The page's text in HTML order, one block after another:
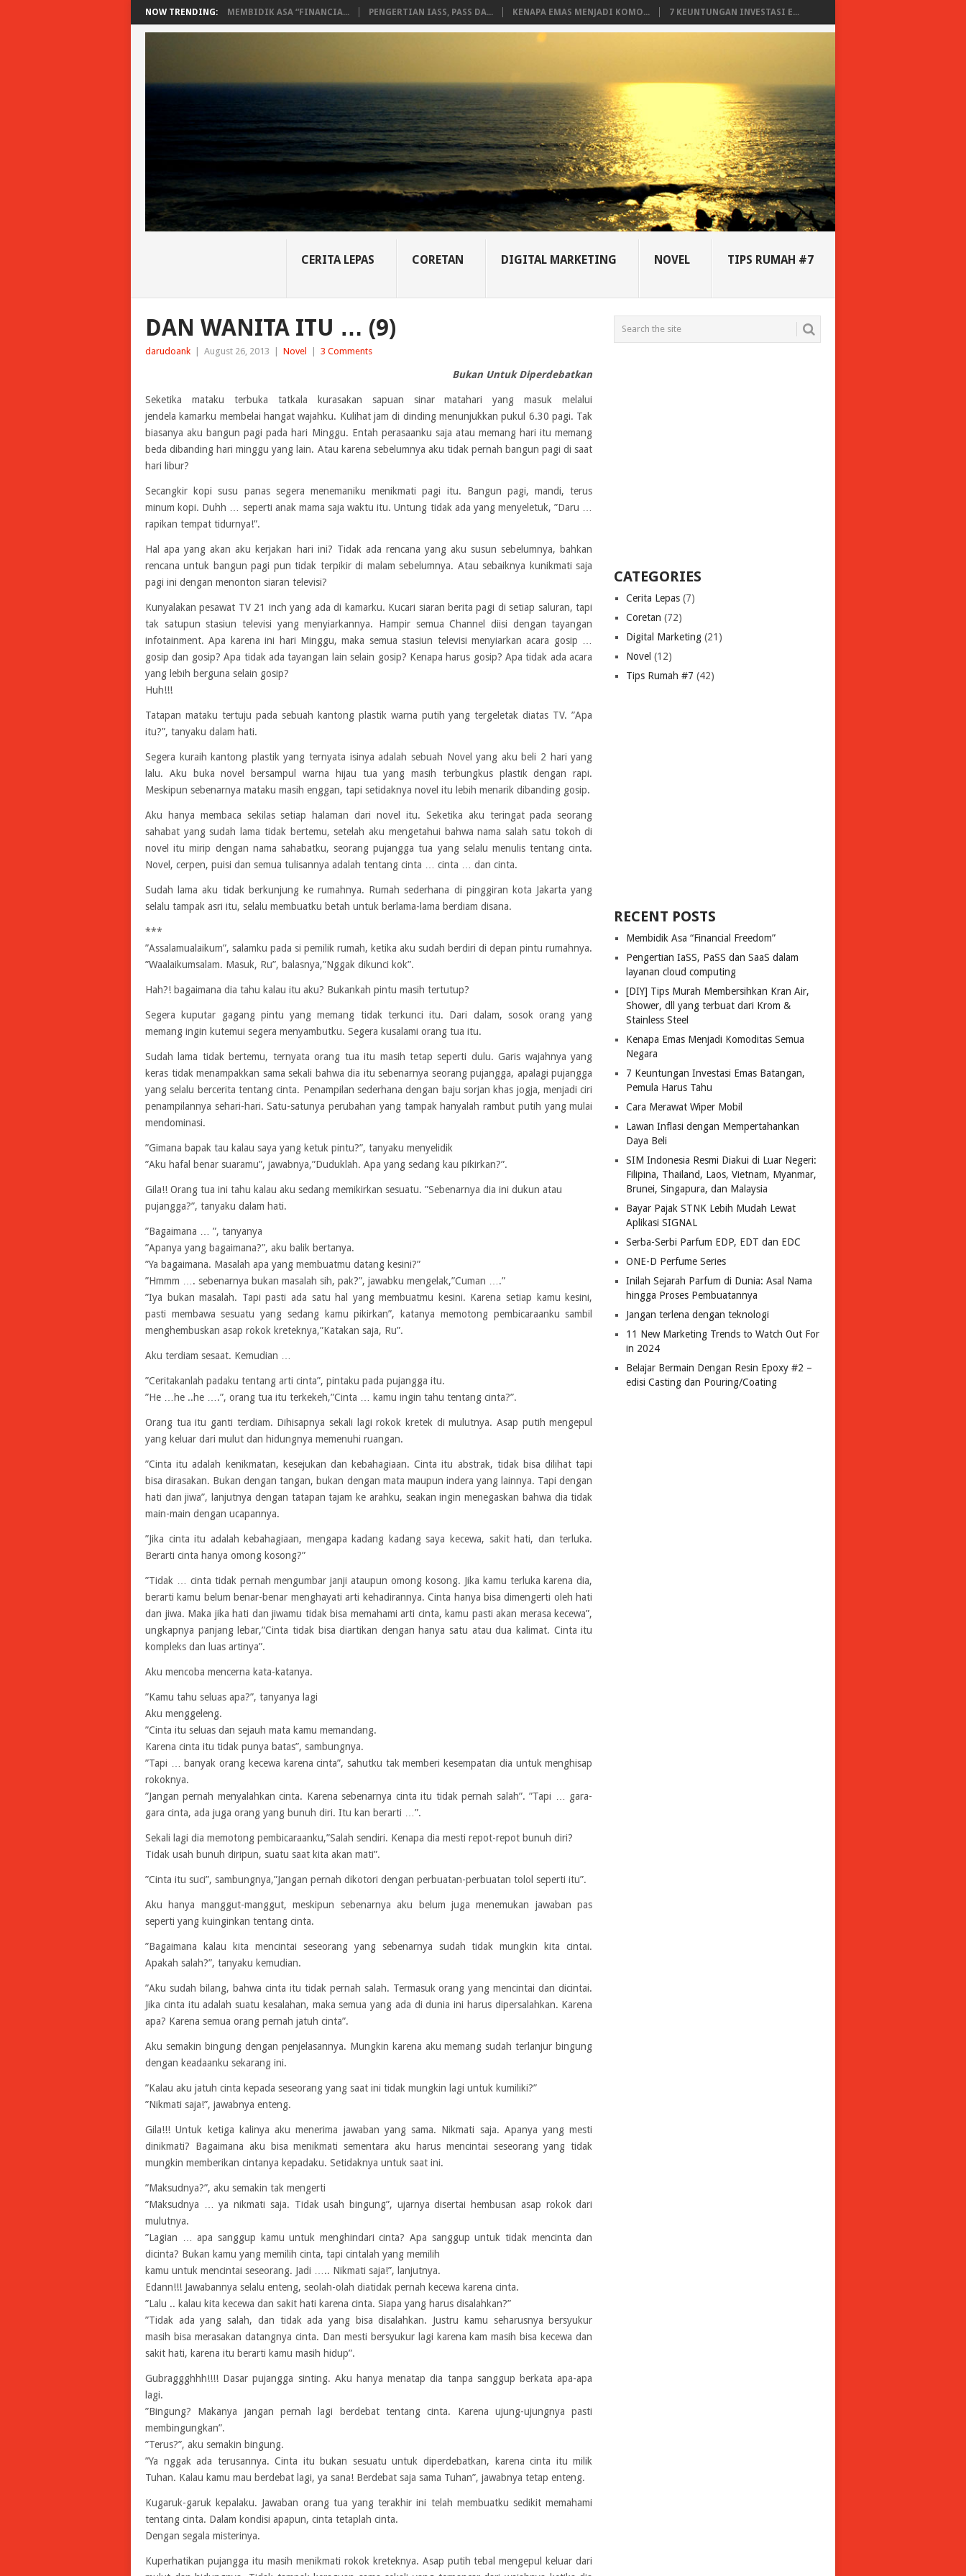
NOW TRENDING: MEMBIDIK ASA “FINANCIA... PENGERTIAN IASS, PASS DA... KENAPA EMAS MENJADI KOMO... 7 KEUNTUNGAN INVESTASI E...
CERITA LEPAS CORETAN DIGITAL MARKETING NOVEL TIPS RUMAH #7
DAN WANITA ITU … (9)
darudoank | August 26, 2013 | Novel | 3 Comments
Bukan Untuk Diperdebatkan
Seketika mataku terbuka tatkala kurasakan sapuan sinar matahari yang masuk melalui
jendela kamarku membelai hangat wajahku. Kulihat jam di dinding menunjukkan pukul 6.30 pagi. Tak
biasanya aku bangun pagi pada hari Minggu. Entah perasaanku saja atau memang hari itu memang
beda dibanding hari minggu yang lain. Atau karena sebelumnya aku tidak pernah bangun pagi di saat
hari libur?
Secangkir kopi susu panas segera menemaniku menikmati pagi itu. Bangun pagi, mandi, terus
minum kopi. Duhh … seperti anak mama saja waktu itu. Untung tidak ada yang menyeletuk, ”Daru …
rapikan tempat tidurnya!”.
Hal apa yang akan aku kerjakan hari ini? Tidak ada rencana yang aku susun sebelumnya, bahkan
rencana untuk bangun pagi pun tidak terpikir di malam sebelumnya. Atau sebaiknya kunikmati saja
pagi ini dengan menonton siaran televisi?
Kunyalakan pesawat TV 21 inch yang ada di kamarku. Kucari siaran berita pagi di setiap saluran, tapi
tak satupun stasiun televisi yang menyiarkannya. Hampir semua Channel diisi dengan tayangan
infotainment. Apa karena ini hari Minggu, maka semua stasiun televisi menyiarkan acara gosip …
gosip dan gosip? Apa tidak ada tayangan lain selain gosip? Kenapa harus gosip? Apa tidak ada acara
yang lebih berguna selain gosip?
Huh!!!
Tatapan mataku tertuju pada sebuah kantong plastik warna putih yang tergeletak diatas TV. ”Apa
itu?”, tanyaku dalam hati.
Segera kuraih kantong plastik yang ternyata isinya adalah sebuah Novel yang aku beli 2 hari yang
lalu. Aku buka novel bersampul warna hijau tua yang masih terbungkus plastik dengan rapi.
Meskipun sebenarnya mataku masih enggan, tapi setidaknya novel itu lebih menarik dibanding gosip.
Aku hanya membaca sekilas setiap halaman dari novel itu. Seketika aku teringat pada seorang
sahabat yang sudah lama tidak bertemu, setelah aku mengetahui bahwa nama salah satu tokoh di
novel itu mirip dengan nama sahabatku, seorang pujangga tua yang selalu menulis tentang cinta.
Novel, cerpen, puisi dan semua tulisannya adalah tentang cinta … cinta … dan cinta.
Sudah lama aku tidak berkunjung ke rumahnya. Rumah sederhana di pinggiran kota Jakarta yang
selalu tampak asri itu, selalu membuatku betah untuk berlama-lama berdiam disana.
***
”Assalamualaikum”, salamku pada si pemilik rumah, ketika aku sudah berdiri di depan pintu rumahnya.
”Waalaikumsalam. Masuk, Ru”, balasnya,”Nggak dikunci kok”.
Hah?! bagaimana dia tahu kalau itu aku? Bukankah pintu masih tertutup?
Segera kuputar gagang pintu yang memang tidak terkunci itu. Dari dalam, sosok orang yang
memang ingin kutemui segera menyambutku. Segera kusalami orang tua itu.
Sudah lama tidak bertemu, ternyata orang tua itu masih tetap seperti dulu. Garis wajahnya yang
keras tidak menampakkan sama sekali bahwa dia itu sebenarnya seorang pujangga, apalagi pujangga
yang selalu bercerita tentang cinta. Penampilan sederhana dengan baju sorjan khas jogja, menjadi ciri
penampilannya sehari-hari. Satu-satunya perubahan yang tampak hanyalah rambut putih yang mulai
mendominasi.
”Gimana bapak tau kalau saya yang ketuk pintu?”, tanyaku menyelidik
”Aku hafal benar suaramu”, jawabnya,”Duduklah. Apa yang sedang kau pikirkan?”.
Gila!! Orang tua ini tahu kalau aku sedang memikirkan sesuatu. ”Sebenarnya dia ini dukun atau
pujangga?”, tanyaku dalam hati.
”Bagaimana … ”, tanyanya
”Apanya yang bagaimana?”, aku balik bertanya.
”Ya bagaimana. Masalah apa yang membuatmu datang kesini?”
”Hmmm …. sebenarnya bukan masalah sih, pak?”, jawabku mengelak,”Cuman ….”
”Iya bukan masalah. Tapi pasti ada satu hal yang membuatmu kesini. Karena setiap kamu kesini,
pasti membawa sesuatu yang sedang kamu pikirkan”, katanya memotong pembicaraanku sambil
menghembuskan asap rokok kreteknya,”Katakan saja, Ru”.
Aku terdiam sesaat. Kemudian …
”Ceritakanlah padaku tentang arti cinta”, pintaku pada pujangga itu.
”He …he ..he ….”, orang tua itu terkekeh,”Cinta … kamu ingin tahu tentang cinta?”.
Orang tua itu ganti terdiam. Dihisapnya sekali lagi rokok kretek di mulutnya. Asap putih mengepul
yang keluar dari mulut dan hidungnya memenuhi ruangan.
”Cinta itu adalah kenikmatan, kesejukan dan kebahagiaan. Cinta itu abstrak, tidak bisa dilihat tapi
bisa dirasakan. Bukan dengan tangan, bukan dengan mata maupun indera yang lainnya. Tapi dengan
hati dan jiwa”, lanjutnya dengan tatapan tajam ke arahku, seakan ingin menegaskan bahwa dia tidak
main-main dengan ucapannya.
”Jika cinta itu adalah kebahagiaan, mengapa kadang kadang saya kecewa, sakit hati, dan terluka.
Berarti cinta hanya omong kosong?”
”Tidak … cinta tidak pernah mengumbar janji ataupun omong kosong. Jika kamu terluka karena dia,
berarti kamu belum benar-benar menghayati arti kehadirannya. Cinta hanya bisa dimengerti oleh hati
dan jiwa. Maka jika hati dan jiwamu tidak bisa memahami arti cinta, kamu pasti akan merasa kecewa”,
ungkapnya panjang lebar,”Cinta tidak bisa diartikan dengan hanya satu atau dua kalimat. Cinta itu
kompleks dan luas artinya”.
Aku mencoba mencerna kata-katanya.
”Kamu tahu seluas apa?”, tanyanya lagi
Aku menggeleng.
”Cinta itu seluas dan sejauh mata kamu memandang.
Karena cinta itu tidak punya batas”, sambungnya.
”Tapi … banyak orang kecewa karena cinta”, sahutku tak memberi kesempatan dia untuk menghisap
rokoknya.
”Jangan pernah menyalahkan cinta. Karena sebenarnya cinta itu tidak pernah salah”. ”Tapi … gara-
gara cinta, ada juga orang yang bunuh diri. Itu kan berarti …”.
Sekali lagi dia memotong pembicaraanku,”Salah sendiri. Kenapa dia mesti repot-repot bunuh diri?
Tidak usah bunuh diripun, suatu saat kita akan mati”.
”Cinta itu suci”, sambungnya,”Jangan pernah dikotori dengan perbuatan-perbuatan tolol seperti itu”.
Aku hanya manggut-manggut, meskipun sebenarnya aku belum juga menemukan jawaban pas
seperti yang kuinginkan tentang cinta.
”Bagaimana kalau kita mencintai seseorang yang sebenarnya sudah tidak mungkin kita cintai.
Apakah salah?”, tanyaku kemudian.
”Aku sudah bilang, bahwa cinta itu tidak pernah salah. Termasuk orang yang mencintai dan dicintai.
Jika cinta itu adalah suatu kesalahan, maka semua yang ada di dunia ini harus dipersalahkan. Karena
apa? Karena semua orang pernah jatuh cinta”.
Aku semakin bingung dengan penjelasannya. Mungkin karena aku memang sudah terlanjur bingung
dengan keadaanku sekarang ini.
”Kalau aku jatuh cinta kepada seseorang yang saat ini tidak mungkin lagi untuk kumiliki?”
”Nikmati saja!”, jawabnya enteng.
Gila!!! Untuk ketiga kalinya aku menerima jawaban yang sama. Nikmati saja. Apanya yang mesti
dinikmati? Bagaimana aku bisa menikmati sementara aku harus mencintai seseorang yang tidak
mungkin memberikan cintanya kepadaku. Setidaknya untuk saat ini.
”Maksudnya?”, aku semakin tak mengerti
”Maksudnya … ya nikmati saja. Tidak usah bingung”, ujarnya disertai hembusan asap rokok dari
mulutnya.
”Lagian … apa sanggup kamu untuk menghindari cinta? Apa sanggup untuk tidak mencinta dan
dicinta? Bukan kamu yang memilih cinta, tapi cintalah yang memilih
kamu untuk mencintai seseorang. Jadi ….. Nikmati saja!”, lanjutnya.
Edann!!! Jawabannya selalu enteng, seolah-olah diatidak pernah kecewa karena cinta.
”Lalu .. kalau kita kecewa dan sakit hati karena cinta. Siapa yang harus disalahkan?”
”Tidak ada yang salah, dan tidak ada yang bisa disalahkan. Justru kamu seharusnya bersyukur
masih bisa merasakan datangnya cinta. Dan mesti bersyukur lagi karena kam masih bisa kecewa dan
sakit hati, karena itu berarti kamu masih hidup”.
Gubraggghhh!!!! Dasar pujangga sinting. Aku hanya menatap dia tanpa sanggup berkata apa-apa
lagi.
”Bingung? Makanya jangan pernah lagi berdebat tentang cinta. Karena ujung-ujungnya pasti
membingungkan”.
”Terus?”, aku semakin bingung.
”Ya nggak ada terusannya. Cinta itu bukan sesuatu untuk diperdebatkan, karena cinta itu milik
Tuhan. Kalau kamu mau berdebat lagi, ya sana! Berdebat saja sama Tuhan”, jawabnya tetap enteng.
Kugaruk-garuk kepalaku. Jawaban orang tua yang terakhir ini telah membuatku sedikit memahami
tentang cinta. Dalam kondisi apapun, cinta tetaplah cinta.
Dengan segala misterinya.
Kuperhatikan pujangga itu masih menikmati rokok kreteknya. Asap putih tebal mengepul keluar dari
CATEGORIES
Cerita Lepas (7)
Coretan (72)
Digital Marketing (21)
Novel (12)
Tips Rumah #7 (42)
RECENT POSTS
Membidik Asa “Financial Freedom”
Pengertian IaSS, PaSS dan SaaS dalam
layanan cloud computing
[DIY] Tips Murah Membersihkan Kran Air,
Shower, dll yang terbuat dari Krom &
Stainless Steel
Kenapa Emas Menjadi Komoditas Semua
Negara
7 Keuntungan Investasi Emas Batangan,
Pemula Harus Tahu
Cara Merawat Wiper Mobil
Lawan Inflasi dengan Mempertahankan
Daya Beli
SIM Indonesia Resmi Diakui di Luar Negeri:
Filipina, Thailand, Laos, Vietnam, Myanmar,
Brunei, Singapura, dan Malaysia
Bayar Pajak STNK Lebih Mudah Lewat
Aplikasi SIGNAL
Serba-Serbi Parfum EDP, EDT dan EDC
ONE-D Perfume Series
Inilah Sejarah Parfum di Dunia: Asal Nama
hingga Proses Pembuatannya
Jangan terlena dengan teknologi
11 New Marketing Trends to Watch Out For
in 2024
Belajar Bermain Dengan Resin Epoxy #2 –
edisi Casting dan Pouring/Coating